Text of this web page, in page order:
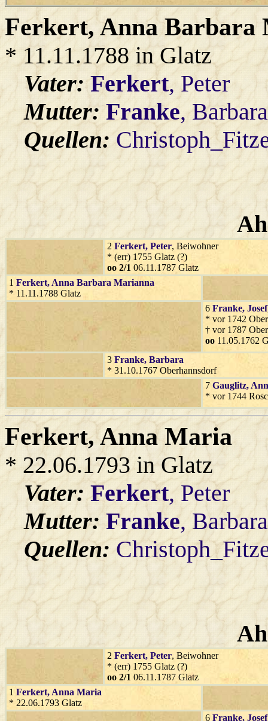
Ferkert, Anna Barbara
* 11.11.1788 in Glatz
Vater:Ferkert, Peter
Mutter: Franke,
Quellen:
2 Ferkert, Peter, Beiwohner
* (err) 1755 Glatz (?)
oo 2/1 06.11.1787 Glatz
1 Ferkert, Anna Barbara Marianna
* 11.11.1788 Glatz
6 Franke, Josef
* vor 1742
† vor 1787
oo 11.05.1762
3 Franke, Barbara
* 31.10.1767 Oberhannsdorf
7 Gauglitz,
* vor 1744
Ferkert, Anna Maria
* 22.06.1793 in Glatz
Vater:Ferkert, Peter
Mutter:Franke,
Quellen:
2 Ferkert, Peter, Beiwohner
* (err) 1755 Glatz (?)
oo 2/1 06.11.1787 Glatz
1 Ferkert, Anna Maria
* 22.06.1793 Glatz
6 Franke, Josef